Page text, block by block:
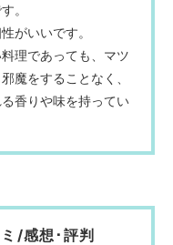
。
がいいです。
理であっても、マツ
魔をすることなく、
香りや味を持ってい
/感想･評判